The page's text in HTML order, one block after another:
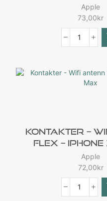
Apple
73,00kr
Kontakter –
Flex – IPhone
Apple
72,00kr